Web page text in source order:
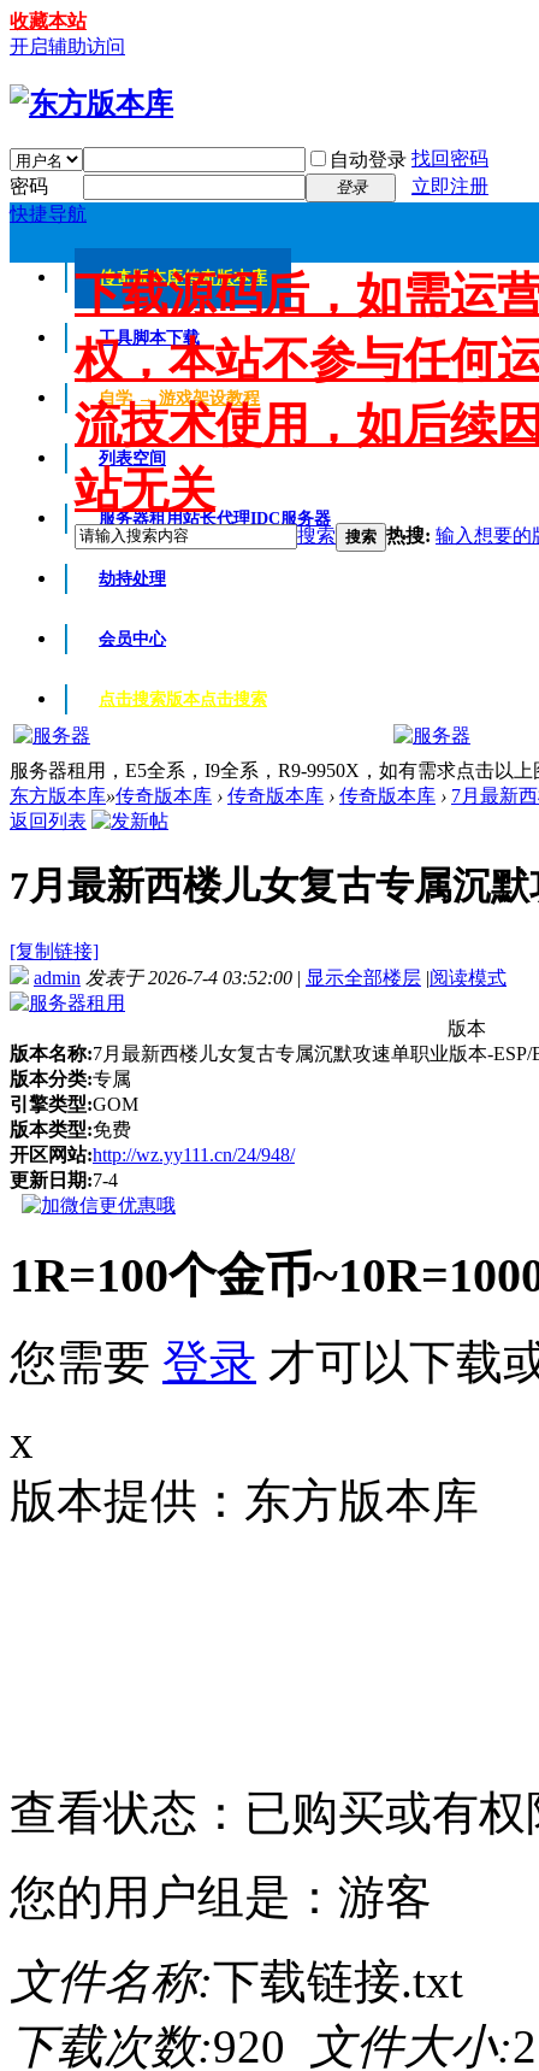
收藏本站
开启辅助访问
自动登录 找回密码
密码
登录
立即注册
快捷导航
传奇版本库传奇版本库
工具脚本下载
自学 → 游戏架设教程
列表空间
服务器租用站长代理IDC服务器
劫持处理
会员中心
点击搜索版本点击搜索
下载源码后，如需运
权，本站不参与任何
流技术使用，如后续
站无关
搜索 搜索 热搜: 输入想要的
服务器租用，E5全系，I9全系，R9-9950X，如有需求点击以
东方版本库»传奇版本库 › 传奇版本库 › 传奇版本库 › 7月最新
返回列表
7月最新西楼儿女复古专属沉
[复制链接]
admin 发表于 2026-7-4 03:52:00 | 显示全部楼层 |阅读模式
版本
版本名称:7月最新西楼儿女复古专属沉默攻速单职业版本-
版本分类:专属
引擎类型:GOM
版本类型:免费
开区网站:http://wz.yy111.cn/24/948/
更新日期:7-4
1R=100个金币
您需要 登录 才可以下载
x
版本提供：东方版本
查看状态：已购买或有权
您的用户组是：游客
文件名称:下载链接.txt
下载次数:920 文件大小: